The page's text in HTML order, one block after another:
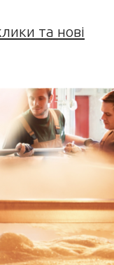
та нові